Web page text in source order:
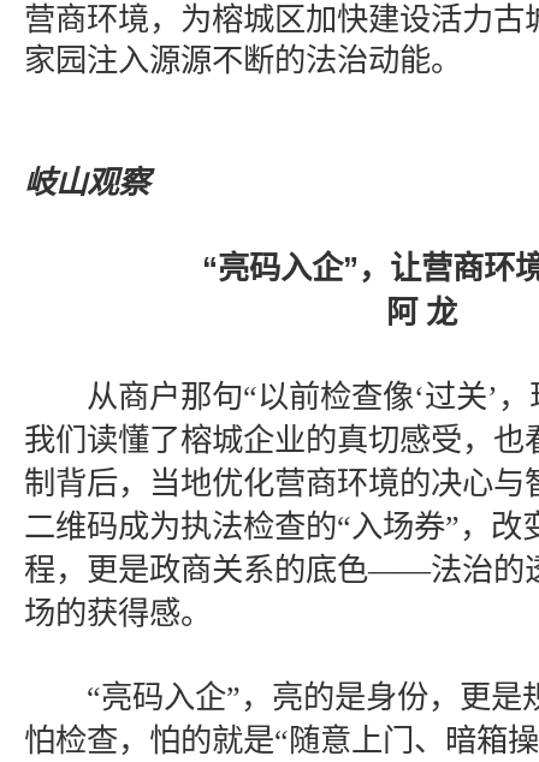
营商环境，为榕城区加快建设活力古
家园注入源源不断的法治动能。
岐山观察
“亮码入企”，让营商环
阿 龙
从商户那句“以前检查像‘过关’，
我们读懂了榕城企业的真切感受，也
制背后，当地优化营商环境的决心与
二维码成为执法检查的“入场券”，改
程，更是政商关系的底色——法治的
场的获得感。
“亮码入企”，亮的是身份，更是
怕检查，怕的就是“随意上门、暗箱